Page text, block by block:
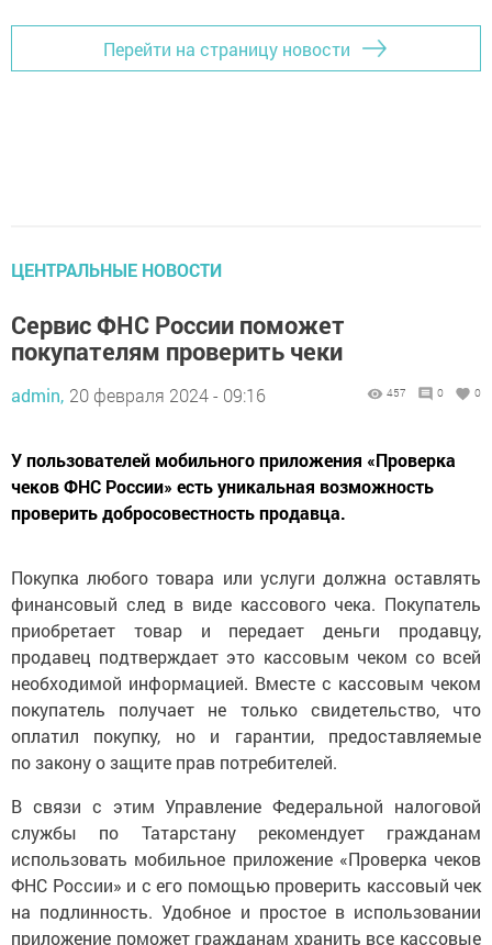
Перейти на страницу новости
ЦЕНТРАЛЬНЫЕ НОВОСТИ
Сервис ФНС России поможет
покупателям проверить чеки
admin, 20 февраля 2024 - 09:16 457 0 0
У пользователей мобильного приложения «Проверка
чеков ФНС России» есть уникальная возможность
проверить добросовестность продавца.
Покупка любого товара или услуги должна оставлять
финансовый след в виде кассового чека. Покупатель
приобретает товар и передает деньги продавцу,
продавец подтверждает это кассовым чеком со всей
необходимой информацией. Вместе с кассовым чеком
покупатель получает не только свидетельство, что
оплатил покупку, но и гарантии, предоставляемые
по закону о защите прав потребителей.
В связи с этим Управление Федеральной налоговой
службы по Татарстану рекомендует гражданам
использовать мобильное приложение «Проверка чеков
ФНС России» и с его помощью проверить кассовый чек
на подлинность. Удобное и простое в использовании
приложение поможет гражданам хранить все кассовые